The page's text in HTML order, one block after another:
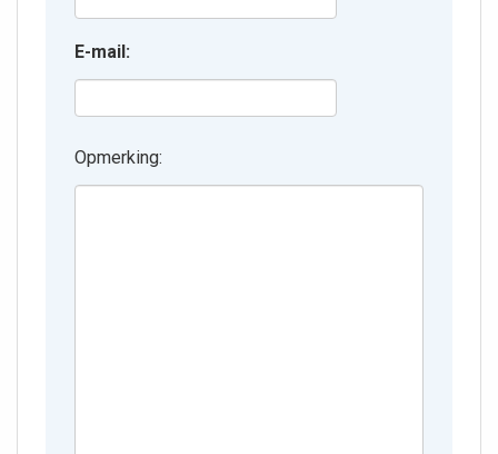
E-mail:
Opmerking: